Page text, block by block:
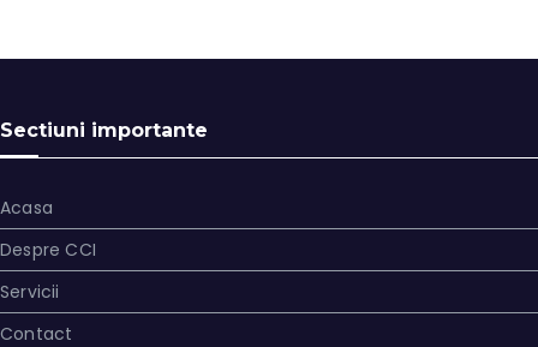
Sectiuni importante
Acasa
Despre CCI
Servicii
Contact